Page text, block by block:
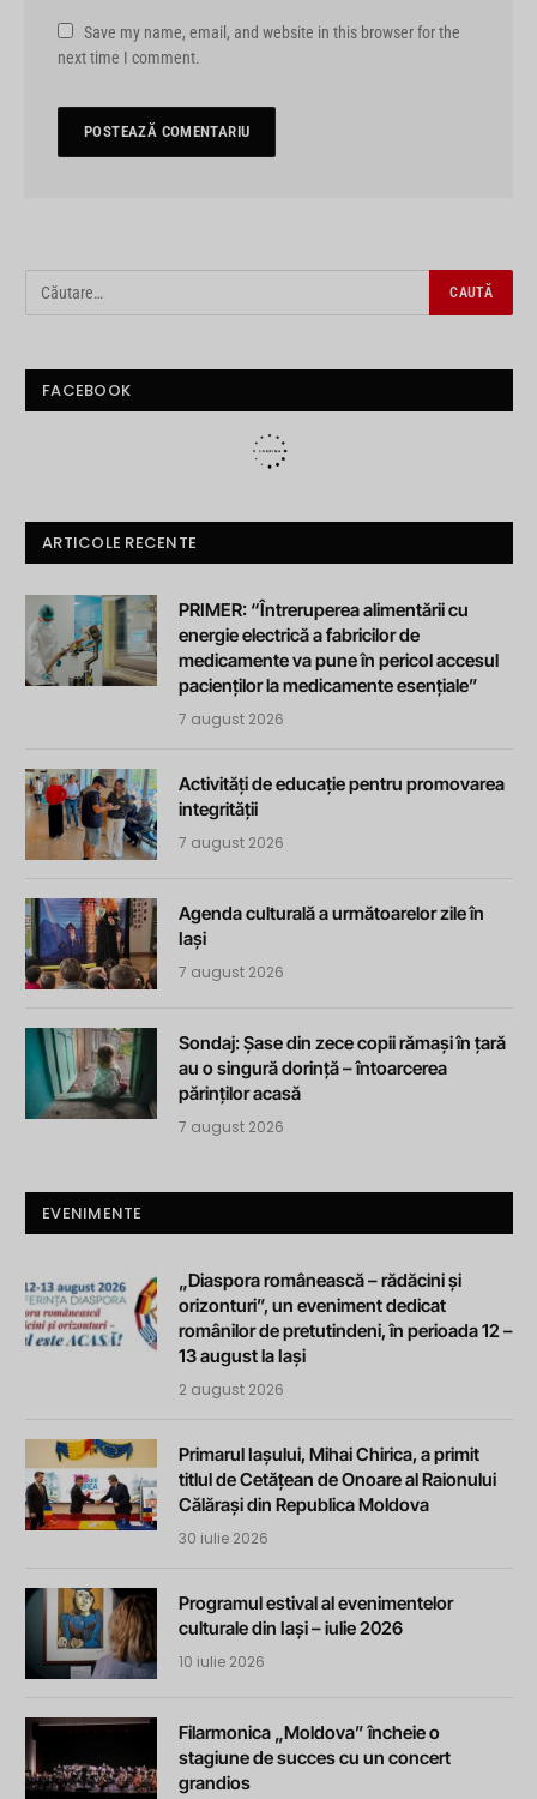
Save my name, email, and website in this browser for the
next time I comment.
FACEBOOK
ARTICOLE RECENTE
PRIMER: “Întreruperea alimentării cu
energie electrică a fabricilor de
medicamente va pune în pericol accesul
pacienților la medicamente esențiale”
7 august 2026
Activități de educație pentru promovarea
integrității
7 august 2026
Agenda culturală a următoarelor zile în
Iași
7 august 2026
Sondaj: Șase din zece copii rămași în țară
au o singură dorință – întoarcerea
părinților acasă
7 august 2026
EVENIMENTE
„Diaspora românească – rădăcini și
orizonturi”, un eveniment dedicat
românilor de pretutindeni, în perioada 12 –
13 august la Iași
2 august 2026
Primarul Iașului, Mihai Chirica, a primit
titlul de Cetățean de Onoare al Raionului
Călărași din Republica Moldova
30 iulie 2026
Programul estival al evenimentelor
culturale din Iași – iulie 2026
10 iulie 2026
Filarmonica „Moldova” încheie o
stagiune de succes cu un concert
grandios